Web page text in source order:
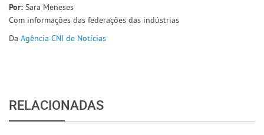
Por: Sara Meneses
Com informações das federações das indústrias
Da Agência CNI de Notícias
RELACIONADAS